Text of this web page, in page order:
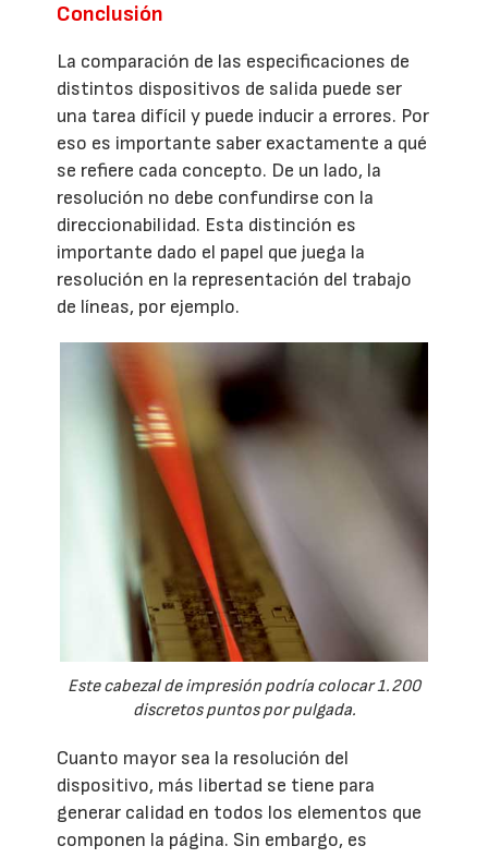
Conclusión
La comparación de las especificaciones de
distintos dispositivos de salida puede ser
una tarea difícil y puede inducir a errores. Por
eso es importante saber exactamente a qué
se refiere cada concepto. De un lado, la
resolución no debe confundirse con la
direccionabilidad. Esta distinción es
importante dado el papel que juega la
resolución en la representación del trabajo
de líneas, por ejemplo.
Este cabezal de impresión podría colocar 1.200
discretos puntos por pulgada.
Cuanto mayor sea la resolución del
dispositivo, más libertad se tiene para
generar calidad en todos los elementos que
componen la página. Sin embargo, es